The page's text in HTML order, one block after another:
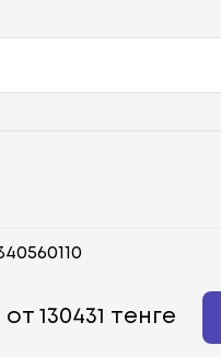
от 130431 тенге